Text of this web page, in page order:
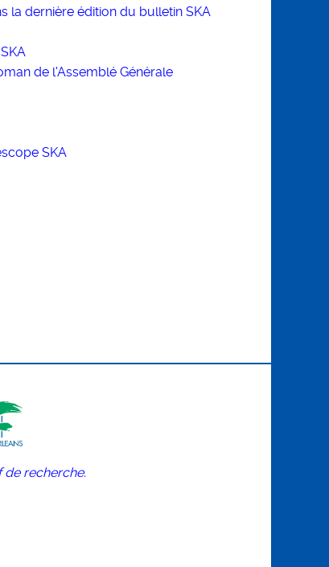
la dernière édition du bulletin SKA
de l'Assemblé Générale
SKA
de recherche.